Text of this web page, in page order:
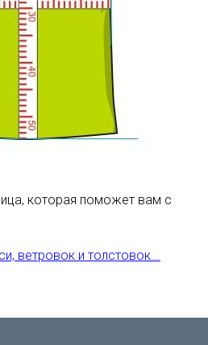
которая поможет вам с
ветровок и толстовок...